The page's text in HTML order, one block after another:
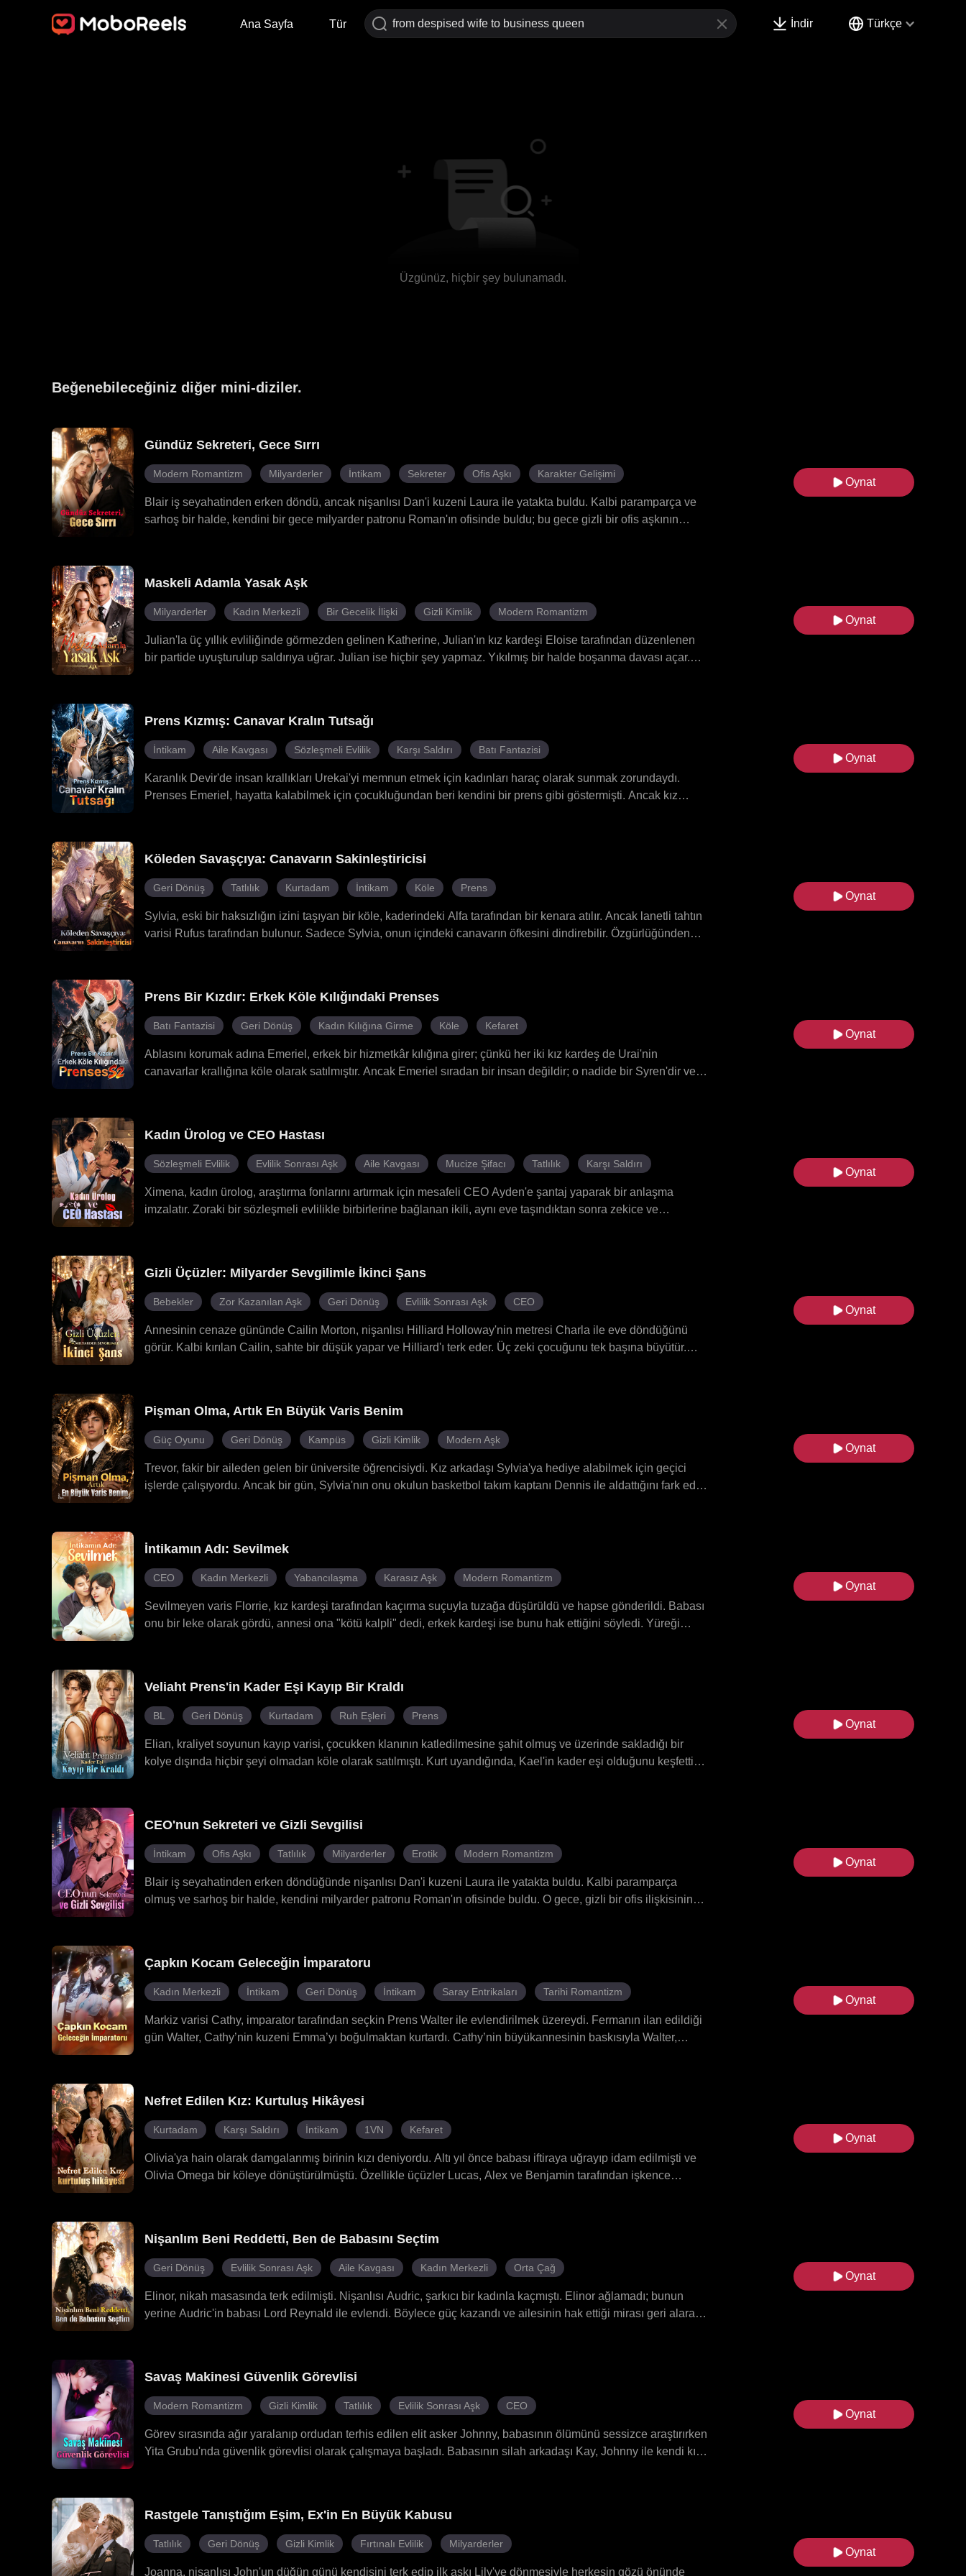
Ana Sayfa Tür İndir Türkçe
Üzgünüz, hiçbir şey bulunamadı.
Beğenebileceğiniz diğer mini-diziler.
Gündüz Sekreteri, Gece Sırrı
Modern Romantizm Milyarderler İntikam Sekreter Ofis Aşkı Karakter Gelişimi
Blair iş seyahatinden erken döndü, ancak nişanlısı Dan'i kuzeni Laura ile yatakta buldu. Kalbi paramparça ve
sarhoş bir halde, kendini bir gece milyarder patronu Roman'ın ofisinde buldu; bu gece gizli bir ofis aşkının
çıkardı, tüm yalanları paramparça etti. Jessica gizli ofis ilişkilerini şantaj malzemesi yaparken, Roman kaçmak
yerine Blair'i sonsuza dek sahiplenmek için diz çöktü.
Oynat
Maskeli Adamla Yasak Aşk
Milyarderler Kadın Merkezli Bir Gecelik İlişki Gizli Kimlik Modern Romantizm
Julian'la üç yıllık evliliğinde görmezden gelinen Katherine, Julian'ın kız kardeşi Eloise tarafından düzenlenen
bir partide uyuşturulup saldırıya uğrar. Julian ise hiçbir şey yapmaz. Yıkılmış bir halde boşanma davası açar.
gelir. A Bey'in maskesi nihayet düştüğünde tüm duvarlar yıkılır. Artık sır yok, sadece birliktelik vardır.
Oynat
Prens Kızmış: Canavar Kralın Tutsağı
İntikam Aile Kavgası Sözleşmeli Evlilik Karşı Saldırı Batı Fantazisi
Karanlık Devir'de insan krallıkları Urekai'yi memnun etmek için kadınları haraç olarak sunmak zorundaydı.
Prenses Emeriel, hayatta kalabilmek için çocukluğundan beri kendini bir prens gibi göstermişti. Ancak kız
dönemleri ve ruh bağlarıyla dolu bu yolculuk, onu kaderin uçurumuna doğru sürükleyecekti.
Oynat
Köleden Savaşçıya: Canavarın Sakinleştiricisi
Geri Dönüş Tatlılık Kurtadam İntikam Köle Prens
Sylvia, eski bir haksızlığın izini taşıyan bir köle, kaderindeki Alfa tarafından bir kenara atılır. Ancak lanetli tahtın
varisi Rufus tarafından bulunur. Sadece Sylvia, onun içindeki canavarın öfkesini dindirebilir. Özgürlüğünden
ardındaki gerçeği ve tahtın en derin sırlarına kadar uzanan bir komployu ortaya çıkarana dek...
Oynat
Prens Bir Kızdır: Erkek Köle Kılığındaki Prenses
Batı Fantazisi Geri Dönüş Kadın Kılığına Girme Köle Kefaret
Ablasını korumak adına Emeriel, erkek bir hizmetkâr kılığına girer; çünkü her iki kız kardeş de Urai'nin
canavarlar krallığına köle olarak satılmıştır. Ancak Emeriel sıradan bir insan değildir; o nadide bir Syren'dir ve
sonunda canavar kralın lanetini o bozacaktı.
Oynat
Kadın Ürolog ve CEO Hastası
Sözleşmeli Evlilik Evlilik Sonrası Aşk Aile Kavgası Mucize Şifacı Tatlılık Karşı Saldırı
Ximena, kadın ürolog, araştırma fonlarını artırmak için mesafeli CEO Ayden'e şantaj yaparak bir anlaşma
imzalatır. Zoraki bir sözleşmeli evlilikle birbirlerine bağlanan ikili, aynı eve taşındıktan sonra zekice ve
dolu bir beraberlik başlar.
Oynat
Gizli Üçüzler: Milyarder Sevgilimle İkinci Şans
Bebekler Zor Kazanılan Aşk Geri Dönüş Evlilik Sonrası Aşk CEO
Annesinin cenaze gününde Cailin Morton, nişanlısı Hilliard Holloway'nin metresi Charla ile eve döndüğünü
görür. Kalbi kırılan Cailin, sahte bir düşük yapar ve Hilliard'ı terk eder. Üç zeki çocuğunu tek başına büyütür.
şekilde yaşar.
Oynat
Pişman Olma, Artık En Büyük Varis Benim
Güç Oyunu Geri Dönüş Kampüs Gizli Kimlik Modern Aşk
Trevor, fakir bir aileden gelen bir üniversite öğrencisiydi. Kız arkadaşı Sylvia'ya hediye alabilmek için geçici
işlerde çalışıyordu. Ancak bir gün, Sylvia'nın onu okulun basketbol takım kaptanı Dennis ile aldattığını fark edip
dolu bir yolculuğa çıktı.
Oynat
İntikamın Adı: Sevilmek
CEO Kadın Merkezli Yabancılaşma Karasız Aşk Modern Romantizm
Sevilmeyen varis Florrie, kız kardeşi tarafından kaçırma suçuyla tuzağa düşürüldü ve hapse gönderildi. Babası
onu bir leke olarak gördü, annesi ona "kötü kalpli" dedi, erkek kardeşi ise bunu hak ettiğini söyledi. Yüreği
Oynat
Veliaht Prens'in Kader Eşi Kayıp Bir Kraldı
BL Geri Dönüş Kurtadam Ruh Eşleri Prens
Elian, kraliyet soyunun kayıp varisi, çocukken klanının katledilmesine şahit olmuş ve üzerinde sakladığı bir
kolye dışında hiçbir şeyi olmadan köle olarak satılmıştı. Kurt uyandığında, Kael'in kader eşi olduğunu keşfetti,
dayandığını öğrendi. Aurelian, Anthony'nin hafızasını bir lanetle sildiğinde, Elian kuzeye şifa aramaya gitti,
laneti bozdu ve şimdi tahtı geri almak için geri dönüyor.
Oynat
CEO'nun Sekreteri ve Gizli Sevgilisi
İntikam Ofis Aşkı Tatlılık Milyarderler Erotik Modern Romantizm
Blair iş seyahatinden erken döndüğünde nişanlısı Dan'i kuzeni Laura ile yatakta buldu. Kalbi paramparça
olmuş ve sarhoş bir halde, kendini milyarder patronu Roman'ın ofisinde buldu. O gece, gizli bir ofis ilişkisinin
içinde Roman her zaman ona sahip çıktı. Aile yemeğinde Roman, tüm yalanları ortaya çıkardı. Blair, iki kız
kardeşi ve Roman'ın kararlı desteğiyle zehirli geçmişinden tamamen kurtuldu. Tam o anda Roman tek dizinin
üzerine çökerek evlenme teklif etti.
Oynat
Çapkın Kocam Geleceğin İmparatoru
Kadın Merkezli İntikam Geri Dönüş İntikam Saray Entrikaları Tarihi Romantizm
Markiz varisi Cathy, imparator tarafından seçkin Prens Walter ile evlendirilmek üzereydi. Fermanın ilan edildiği
gün Walter, Cathy’nin kuzeni Emma’yı boğulmaktan kurtardı. Cathy’nin büyükannesinin baskısıyla Walter,
fermanının ilan edildiği güne geri dönen Cathy, bu kez Walter’ı kararlılıkla reddetti ve bunun yerine kendini
umursamaz tavırlarıyla tanınan Prens Kyle’ı seçti. Oysa Kyle’ın bu ünü sadece bir maskeydi. Birlikte en yüksek
makamlara yükseldiler ve Kyle sonunda bir sonraki imparator oldu.
Oynat
Nefret Edilen Kız: Kurtuluş Hikâyesi
Kurtadam Karşı Saldırı İntikam 1VN Kefaret
Olivia'ya hain olarak damgalanmış birinin kızı deniyordu. Altı yıl önce babası iftiraya uğrayıp idam edilmişti ve
Olivia Omega bir köleye dönüştürülmüştü. Özellikle üçüzler Lucas, Alex ve Benjamin tarafından işkence
Oynat
Nişanlım Beni Reddetti, Ben de Babasını Seçtim
Geri Dönüş Evlilik Sonrası Aşk Aile Kavgası Kadın Merkezli Orta Çağ
Elinor, nikah masasında terk edilmişti. Nişanlısı Audric, şarkıcı bir kadınla kaçmıştı. Elinor ağlamadı; bunun
yerine Audric'in babası Lord Reynald ile evlendi. Böylece güç kazandı ve ailesinin hak ettiği mirası geri alarak
Oynat
Savaş Makinesi Güvenlik Görevlisi
Modern Romantizm Gizli Kimlik Tatlılık Evlilik Sonrası Aşk CEO
Görev sırasında ağır yaralanıp ordudan terhis edilen elit asker Johnny, babasının ölümünü sessizce araştırırken
Yita Grubu'nda güvenlik görevlisi olarak çalışmaya başladı. Babasının silah arkadaşı Kay, Johnny ile kendi kızı
defalarca kurtardı ve aralarındaki ilişki tehlikenin ortasında derinleşti. Savaş arkadaşı Alex ile tekrar bir araya
gelen Johnny, gizlice tehditleri ortadan kaldırmaya çalıştı. Cara'nın kuzeni ve sırdaşı olan Lexi'nin kızı Maren,
şirkette uyuyan bir ajan olarak yer alıyordu. Bu durum, yüksek riskli şirket ve aile çatışmalarına daha fazla
belirsizlik katıyordu.
Oynat
Rastgele Tanıştığım Eşim, Ex'in En Büyük Kabusu
Tatlılık Geri Dönüş Gizli Kimlik Fırtınalı Evlilik Milyarderler
Joanna, nişanlısı John'un düğün günü kendisini terk edip ilk aşkı Lily'ye dönmesiyle herkesin gözü önünde
Oynat